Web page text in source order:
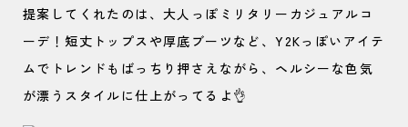
提案してくれたのは、大人っぽミリタリーカジュアルコ
ーデ！短丈トップスや厚底ブーツなど、Y2Kっぽいアイテ
ムでトレンドもばっちり押さえながら、ヘルシーな色気
が漂うスタイルに仕上がってるよ👌